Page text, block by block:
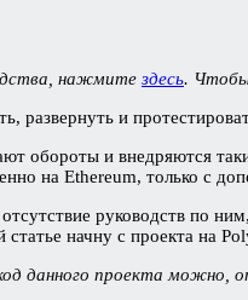
нажмите здесь. Чтобы
развернуть и
обороты и внедряются
на Ethereum, только с
руководств по
начну с проекта на
данного проекта можно,